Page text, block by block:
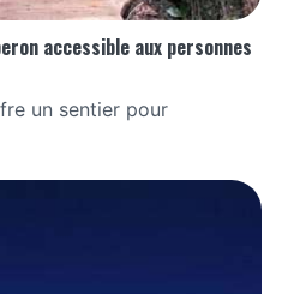
accessible aux personnes
un sentier pour